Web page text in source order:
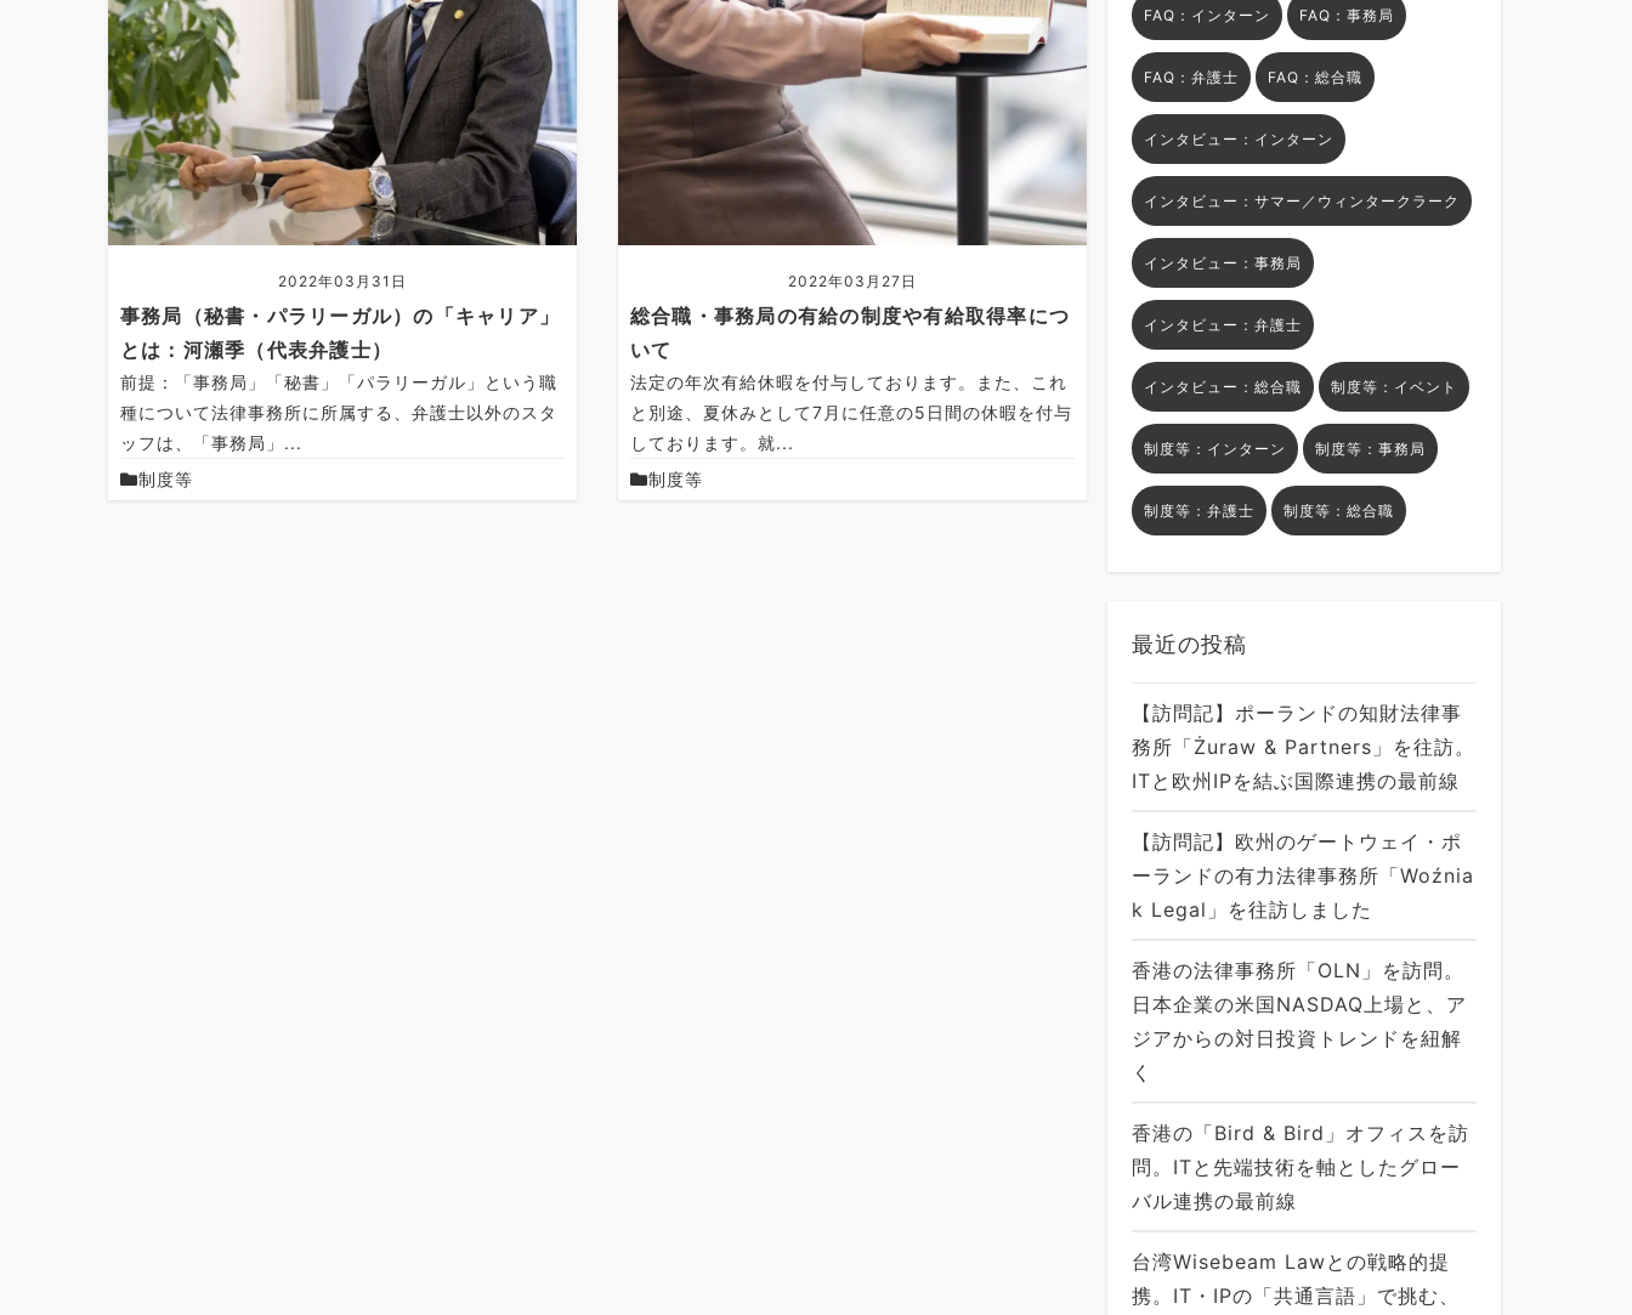
2022年03月31日
事務局（秘書・パラリーガル）の「キャリア」
とは：河瀬季（代表弁護士）
前提：「事務局」「秘書」「パラリーガル」という職
種について法律事務所に所属する、弁護士以外のスタ
ッフは、「事務局」...
制度等
2022年03月27日
総合職・事務局の有給の制度や有給取得率につ
いて
法定の年次有給休暇を付与しております。また、これ
と別途、夏休みとして7月に任意の5日間の休暇を付与
しております。就...
制度等
FAQ：インターン FAQ：事務局
FAQ：弁護士 FAQ：総合職
インタビュー：インターン
インタビュー：サマー／ウィンタークラーク
インタビュー：事務局
インタビュー：弁護士
インタビュー：総合職 制度等：イベント
制度等：インターン 制度等：事務局
制度等：弁護士 制度等：総合職
最近の投稿
【訪問記】ポーランドの知財法律事
務所「Żuraw & Partners」を往訪。
ITと欧州IPを結ぶ国際連携の最前線
【訪問記】欧州のゲートウェイ・ポ
ーランドの有力法律事務所「Woźnia
k Legal」を往訪しました
香港の法律事務所「OLN」を訪問。
日本企業の米国NASDAQ上場と、ア
ジアからの対日投資トレンドを紐解
く
香港の「Bird & Bird」オフィスを訪
問。ITと先端技術を軸としたグロー
バル連携の最前線
台湾Wisebeam Lawとの戦略的提
携。IT・IPの「共通言語」で挑む、